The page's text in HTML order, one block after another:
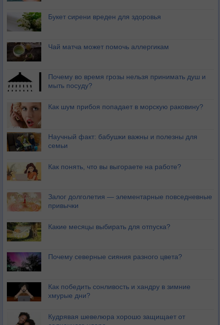
Букет сирени вреден для здоровья
Чай матча может помочь аллергикам
Почему во время грозы нельзя принимать душ и
мыть посуду?
Как шум прибоя попадает в морскую раковину?
Научный факт: бабушки важны и полезны для
семьи
Как понять, что вы выгораете на работе?
Залог долголетия — элементарные повседневные
привычки
Какие месяцы выбирать для отпуска?
Почему северные сияния разного цвета?
Как победить сонливость и хандру в зимние
хмурые дни?
Кудрявая шевелюра хорошо защищает от